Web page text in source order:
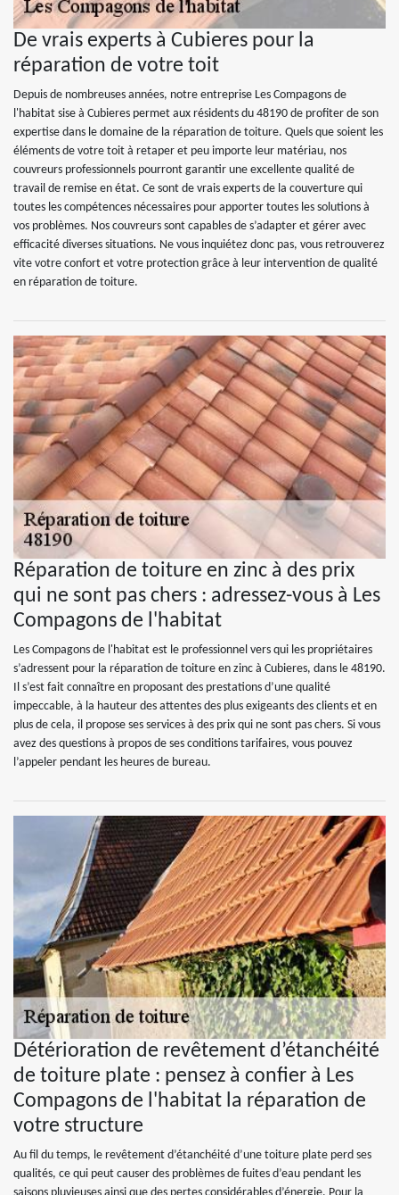
De vrais experts à Cubieres pour la
réparation de votre toit
Depuis de nombreuses années, notre entreprise Les Compagons de
l'habitat sise à Cubieres permet aux résidents du 48190 de profiter de son
expertise dans le domaine de la réparation de toiture. Quels que soient les
éléments de votre toit à retaper et peu importe leur matériau, nos
couvreurs professionnels pourront garantir une excellente qualité de
travail de remise en état. Ce sont de vrais experts de la couverture qui
toutes les compétences nécessaires pour apporter toutes les solutions à
vos problèmes. Nos couvreurs sont capables de s’adapter et gérer avec
efficacité diverses situations. Ne vous inquiétez donc pas, vous retrouverez
vite votre confort et votre protection grâce à leur intervention de qualité
en réparation de toiture.
Réparation de toiture en zinc à des prix
qui ne sont pas chers : adressez-vous à Les
Compagons de l'habitat
Les Compagons de l'habitat est le professionnel vers qui les propriétaires
s’adressent pour la réparation de toiture en zinc à Cubieres, dans le 48190.
Il s’est fait connaître en proposant des prestations d’une qualité
impeccable, à la hauteur des attentes des plus exigeants des clients et en
plus de cela, il propose ses services à des prix qui ne sont pas chers. Si vous
avez des questions à propos de ses conditions tarifaires, vous pouvez
l’appeler pendant les heures de bureau.
Détérioration de revêtement d’étanchéité
de toiture plate : pensez à confier à Les
Compagons de l'habitat la réparation de
votre structure
Au fil du temps, le revêtement d’étanchéité d’une toiture plate perd ses
qualités, ce qui peut causer des problèmes de fuites d’eau pendant les